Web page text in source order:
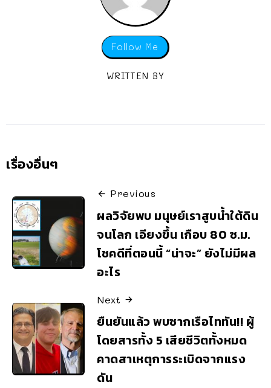
Follow Me
WRITTEN BY
เรื่องอื่นๆ
Previous
ผลวิจัยพบ มนุษย์เราสูบน้ำใต้ดิน
จนโลก เอียงขึ้น เกือบ 80 ซ.ม.
โชคดีที่ตอนนี้ “น่าจะ” ยังไม่มีผล
อะไร
Next
ยืนยันแล้ว พบซากเรือไททัน!! ผู้
โดยสารทั้ง 5 เสียชีวิตทั้งหมด
คาดสาเหตุการระเบิดจากแรง
ดัน